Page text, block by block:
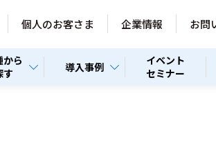
個人のお客さま 企業情報 お問
から
す
導入事例
イベント
セミナー